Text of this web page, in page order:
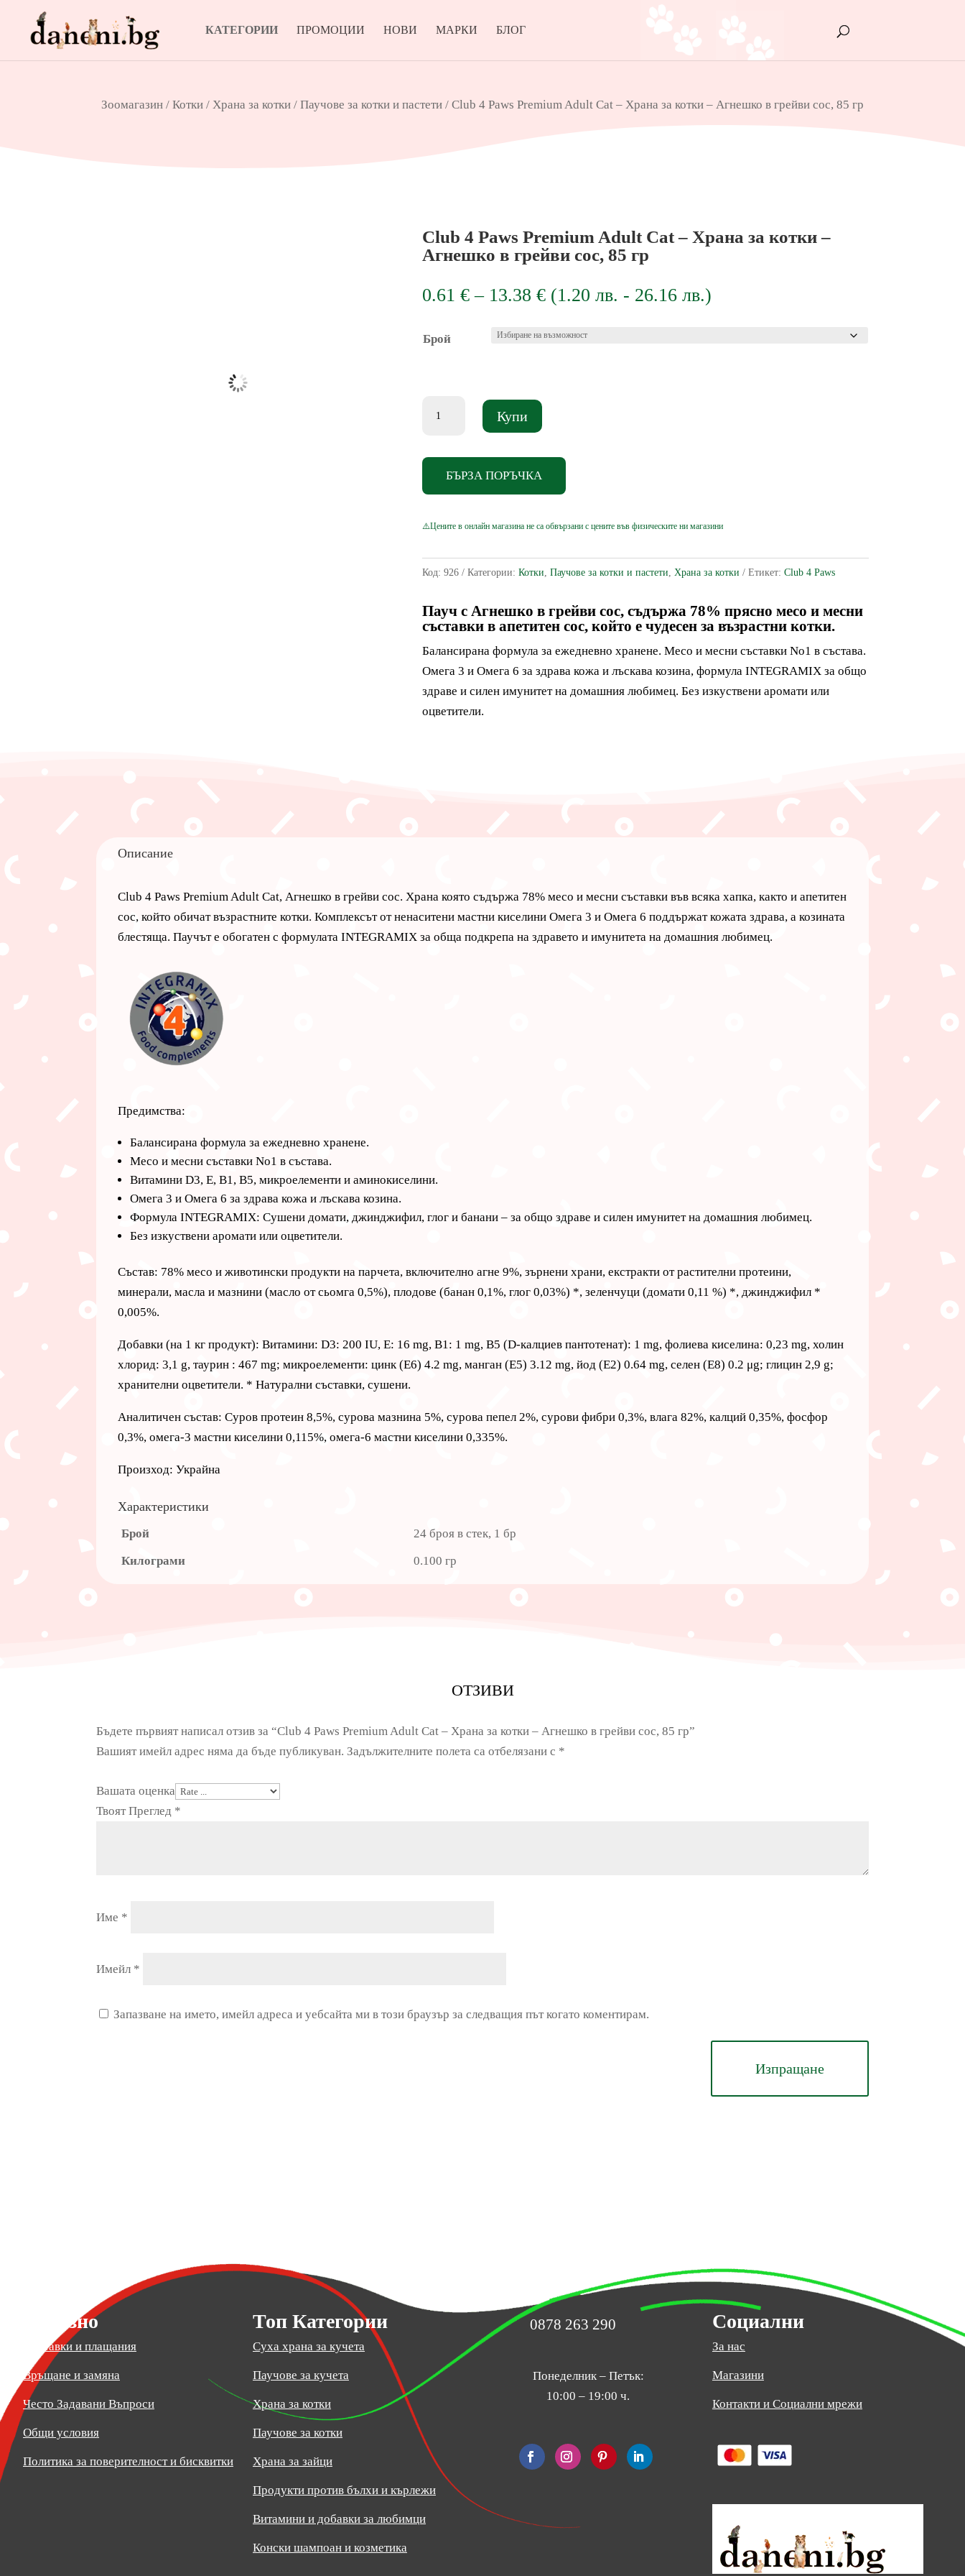
КАТЕГОРИИ ПРОМОЦИИ НОВИ МАРКИ БЛОГ
Зоомагазин / Котки / Храна за котки / Паучове за котки и пастети / Club 4 Paws Premium Adult Cat – Храна за котки – Агнешко в грейви сос, 85 гр
Club 4 Paws Premium Adult Cat – Храна за котки –
Агнешко в грейви сос, 85 гр
0.61€ – 13.38€Price
0.61 €
(1.20лв. - 26.16лв.)
Брой
4
Adult
-
за
котки
-
Агнешко
в
грейви
Купи
БЪРЗА ПОРЪЧКА
Код:926 Категории:Котки ,Паучове за котки и пастети ,Храна за котки Етикет:Club 4 Paws
Пауч с Агнешко в грейви сос, съдържа 78% прясно месо и месни
съставки в апетитен сос, който е чудесен за възрастни котки.
Балансирана формула за ежедневно хранене. Mесо и месни съставки No1 в състава.
Омега 3 и Омега 6 за здрава кожа и лъскава козина, формула INTEGRAMIX за общо
здраве и силен имунитет на домашния любимец. Без изкуствени аромати или
оцветители.
Описание
Club 4 Paws Premium Adult Cat, Агнешко в грейви сос. Храна която съдържа 78% месо и месни съставки във всяка хапка, както и апетитен
сос, който обичат възрастните котки. Комплексът от ненаситени мастни киселини Омега 3 и Омега 6 поддържат кожата здрава, а козината
блестяща. Паучът е обогатен с формулата INTEGRAMIX за обща подкрепа на здравето и имунитета на домашния любимец.
Предимства:
Балансирана формула за ежедневно хранене.
Месо и месни съставки No1 в състава.
Витамини D3, E, B1, B5, микроелементи и аминокиселини.
Омега 3 и Омега 6 за здрава кожа и лъскава козина.
Формула INTEGRAMIX: Сушени домати, джинджифил, глог и банани – за общо здраве и силен имунитет на домашния любимец.
Без изкуствени аромати или оцветители.
Състав: 78% месо и животински продукти на парчета, включително агне 9%, зърнени храни, екстракти от растителни протеини,
минерали, масла и мазнини (масло от сьомга 0,5%), плодове (банан 0,1%, глог 0,03%) *, зеленчуци (домати 0,11 %) *, джинджифил *
0,005%.
Добавки (на 1 кг продукт): Витамини: D3: 200 IU, E: 16 mg, B1: 1 mg, B5 (D-калциев пантотенат): 1 mg, фолиева киселина: 0,23 mg, холин
хлорид: 3,1 g, таурин : 467 mg; микроелементи: цинк (E6) 4.2 mg, манган (E5) 3.12 mg, йод (E2) 0.64 mg, селен (E8) 0.2 μg; глицин 2,9 g;
хранителни оцветители. * Натурални съставки, сушени.
Аналитичен състав: Суров протеин 8,5%, сурова мазнина 5%, сурова пепел 2%, сурови фибри 0,3%, влага 82%, калций 0,35%, фосфор
0,3%, омега-3 мастни киселини 0,115%, омега-6 мастни киселини 0,335%.
Произход: Украйна
Характеристики
Брой
24 броя в стек, 1 бр
Килограми
0.100 гр
ОТЗИВИ
Бъдете първият написал отзив за “Club 4 Paws Premium Adult Cat – Храна за котки – Агнешко в грейви сос, 85 гр”
Вашият имейл адрес няма да бъде публикуван. Задължителните полета са отбелязани с *
Вашата оценка
Твоят Преглед *
Име *
Имейл *
Запазване на името, имейл адреса и уебсайта ми в този браузър за следващия път когато коментирам.
Изпращане
Полезно
Доставки и плащания
Връщане и замяна
Често Задавани Въпроси
Общи условия
Политика за поверителност и бисквитки
Топ Категории
Суха храна за кучета
Паучове за кучета
Храна за котки
Паучове за котки
Храна за зайци
Продукти против бълхи и кърлежи
Витамини и добавки за любимци
Конски шампоан и козметика
0878 263 290
Понеделник – Петък:
10:00 – 19:00 ч.
Социални
За нас
Магазини
Контакти и Социални мрежи